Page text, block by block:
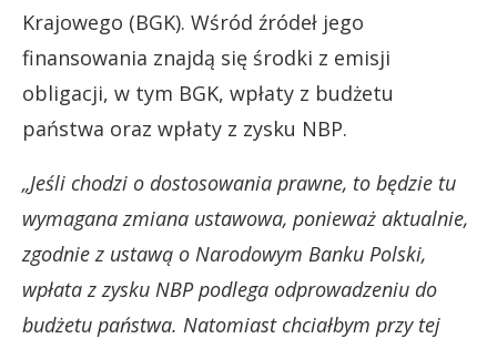
Krajowego (BGK). Wśród źródeł jego
finansowania znajdą się środki z emisji
obligacji, w tym BGK, wpłaty z budżetu
państwa oraz wpłaty z zysku NBP.
„Jeśli chodzi o dostosowania prawne, to będzie tu
wymagana zmiana ustawowa, ponieważ aktualnie,
zgodnie z ustawą o Narodowym Banku Polski,
wpłata z zysku NBP podlega odprowadzeniu do
budżetu państwa. Natomiast chciałbym przy tej